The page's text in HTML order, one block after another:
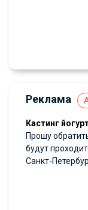
Реклама
Кастинг
Прошу
будут
Санкт-